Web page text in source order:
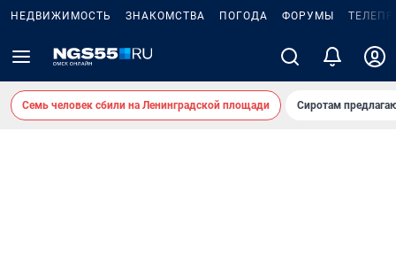
НЕДВИЖИМОСТЬ ЗНАКОМСТВА ПОГОДА ФОРУМЫ
Семь человек сбили на Ленинградской площади Сиротам